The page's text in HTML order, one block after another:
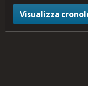
Visualizza